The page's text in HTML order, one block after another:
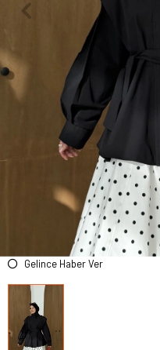
Gelince Haber Ver